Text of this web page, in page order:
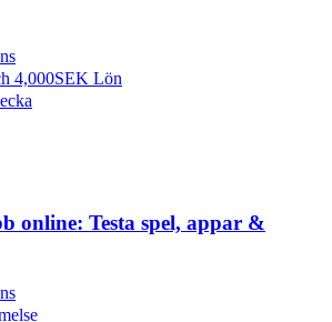
4,000SEK Lön
online: Testa spel, appar &